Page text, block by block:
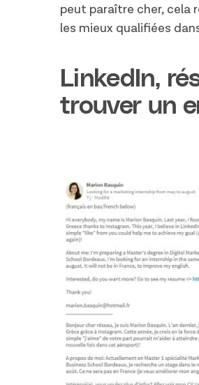
peut paraître cher, cela
les mieux qualifiées
LinkedIn,
trouver un